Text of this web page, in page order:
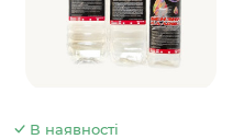
В наявності